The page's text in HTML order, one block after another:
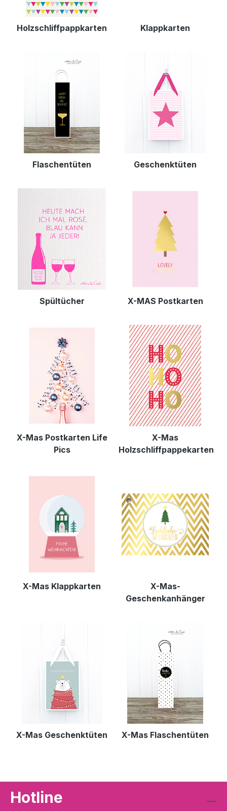
Holzschliffpappkarten Klappkarten
Flaschentüten Geschenktüten
Spültücher X-MAS Postkarten
X-Mas Postkarten Life
Pics
X-Mas
Holzschliffpappekarten
X-Mas Klappkarten
X-Mas-
Geschenkanhänger
X-Mas Geschenktüten X-Mas Flaschentüten
Hotline